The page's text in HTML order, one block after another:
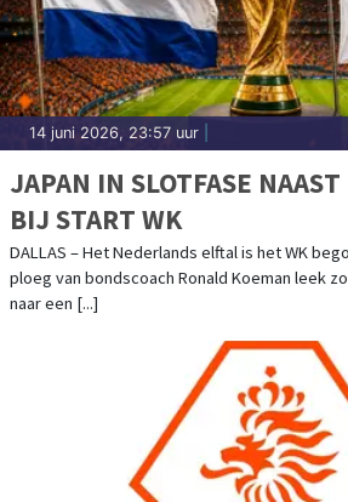
14 juni 2026, 23:57 uur
JAPAN IN SLOTFASE
BIJ START WK
DALLAS – Het Nederlands elftal is het WK
ploeg van bondscoach Ronald Koeman leek
naar een [...]